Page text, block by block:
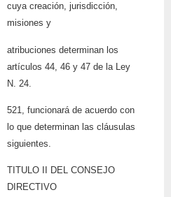
cuya creación, jurisdicción,
misiones y
atribuciones determinan los
artículos 44, 46 y 47 de la Ley
N. 24.
521, funcionará de acuerdo con
lo que determinan las cláusulas
siguientes.
TITULO II DEL CONSEJO
DIRECTIVO